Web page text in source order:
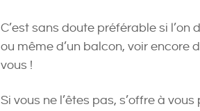
C’est sans doute préférable si l’on
ou même d’un balcon, voir encore
vous !
Si vous ne l’êtes pas, s’offre à